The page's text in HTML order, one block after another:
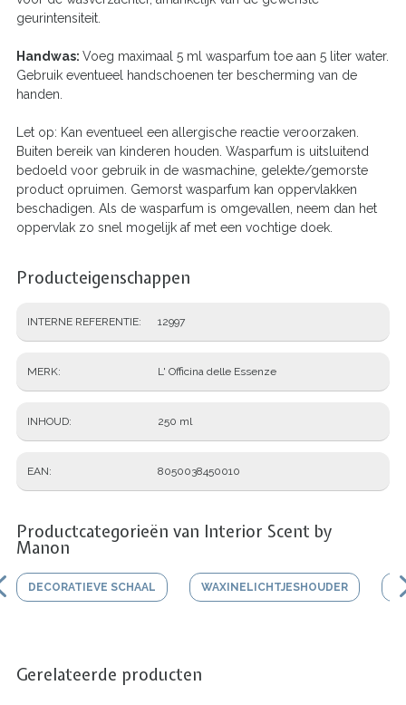
geurintensiteit.
Handwas: Voeg maximaal 5 ml wasparfum toe aan 5 liter water.
Gebruik eventueel handschoenen ter bescherming van de
handen.
Let op: Kan eventueel een allergische reactie veroorzaken.
Buiten bereik van kinderen houden. Wasparfum is uitsluitend
bedoeld voor gebruik in de wasmachine, gelekte/gemorste
product opruimen. Gemorst wasparfum kan oppervlakken
beschadigen. Als de wasparfum is omgevallen, neem dan het
oppervlak zo snel mogelijk af met een vochtige doek.
Producteigenschappen
INTERNE REFERENTIE 12997
MERK L' Officina delle Essenze
INHOUD 250 ml
EAN 8050038450010
Productcategorieën van Interior Scent by
Manon
DECORATIEVE SCHAAL WAXINELICHTJESHOUDER
Gerelateerde producten